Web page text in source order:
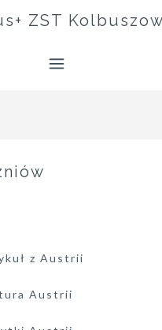
ZST
z Austrii
Austrii